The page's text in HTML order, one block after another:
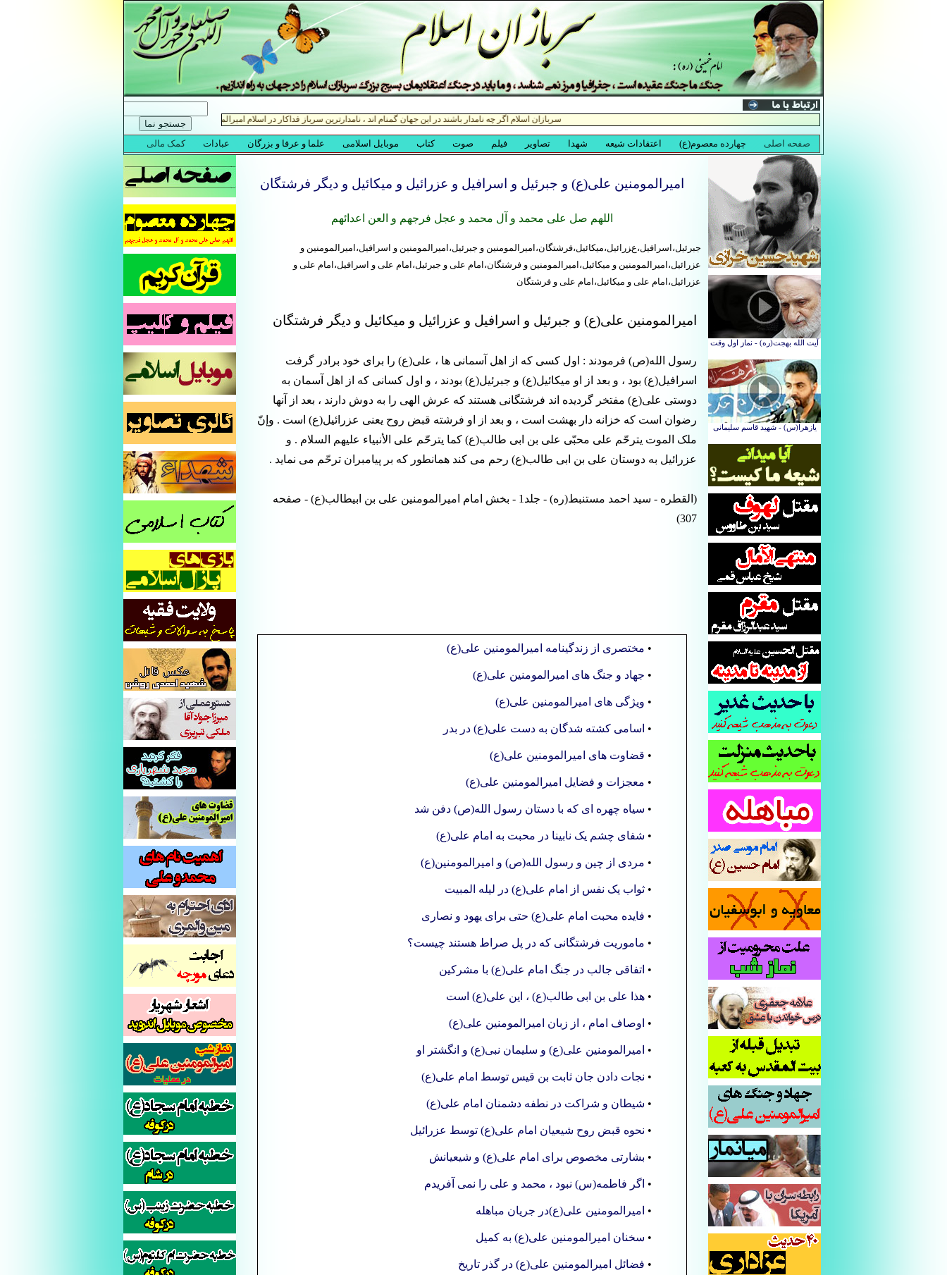
اللهم صل علی محمد و آل محمد و عجل فرجهم و العن اعدائهم
امیرالمومنین علی(ع) و جبرئیل و اسرافیل و عزرائیل و میکائیل و دیگر فرشتگان
امیرالمومنین علی(ع) و جبرئیل و اسرافیل و عزرائیل و میکائیل و دیگر فرشتگان
رسول الله(ص) فرمودند : اول کسی که از اهل آسمانی ها ، علی(ع) را برای خود برادر گرفت
اسرافیل(ع) بود ، و بعد از او میکائیل(ع) و جبرئیل(ع) بودند ، و اول کسانی که از اهل آسمان به
دوستی علی(ع) مفتخر گردیده اند فرشتگانی هستند که عرش الهی را به دوش دارند ، بعد از آنها
رضوان است که خزانه دار بهشت است ، و بعد از او فرشته قبض روح یعنی عزرائیل(ع) است . وإنّ
ملک الموت یترحّم علی محبّی علی بن ابی طالب(ع) کما یترحّم علی الأنبیاء علیهم السلام . و
عزرائیل به دوستان علی بن ابی طالب(ع) رحم می کند همانطور که بر پیامبران ترحّم می نماید .
(القطره - سید احمد مستنبط(ره) - جلد1 - بخش امام امیرالمومنین علی بن ابیطالب(ع) - صفحه
307)
جبرئیل،اسرافیل،عزرائیل،میکائیل،فرشتگان،امیرالمومنین و جبرئیل،امیرالمومنین و اسرافیل،امیرالمومنین و
عزرائیل،امیرالمومنین و میکائیل،امیرالمومنین و فرشتگان،امام علی و جبرئیل،امام علی و اسرافیل،امام علی و
عزرائیل،امام علی و میکائیل،امام علی و فرشتگان